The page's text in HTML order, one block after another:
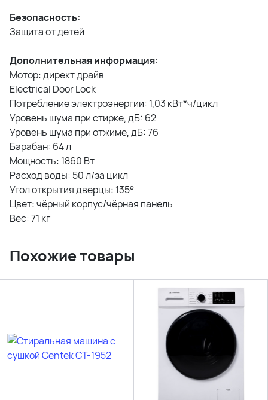
Безопасность:
Защита от детей
Дополнительная информация:
Мотор: директ драйв
Electrical Door Lock
Потребление электроэнергии: 1,03 кВт*ч/цикл
Уровень шума при стирке, дБ: 62
Уровень шума при отжиме, дБ: 76
Барабан: 64 л
Мощность: 1860 Вт
Расход воды: 50 л/за цикл
Угол открытия дверцы: 135°
Цвет: чёрный корпус/чёрная панель
Вес: 71 кг
Похожие товары